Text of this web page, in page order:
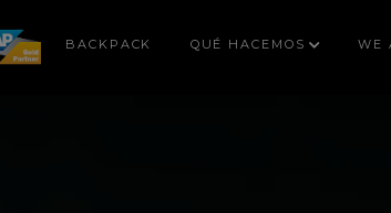
BACKPACK QUÉ HACEMOS WE